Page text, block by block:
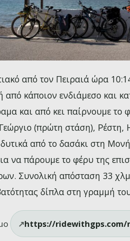
από τον Πειραιά ώρα
από κάποιον ενδιάμεσο και
και από κει παίρνουμε το
(πρώτη στάση), Ρέστη,
από το δασάκι στη
να πάρουμε το φέρυ της
Συνολική απόσταση 33
δίπλα στη γραμμή
https://ridewithgps.com/